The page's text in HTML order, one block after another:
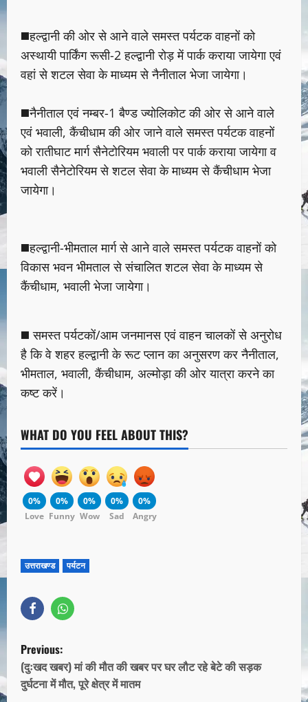
◼️हल्द्वानी की ओर से आने वाले समस्त पर्यटक वाहनों को
अस्थायी पार्किंग रूसी-2 हल्द्वानी रोड़ में पार्क कराया जायेगा एवं
वहां से शटल सेवा के माध्यम से नैनीताल भेजा जायेगा।
◼️नैनीताल एवं नम्बर-1 बैण्ड ज्योलिकोट की ओर से आने वाले
एवं भवाली, कैंचीधाम की ओर जाने वाले समस्त पर्यटक वाहनों
को रातीघाट मार्ग सैनेटोरियम भवाली पर पार्क कराया जायेगा व
भवाली सैनेटोरियम से शटल सेवा के माध्यम से कैंचीधाम भेजा
जायेगा।
◼️हल्द्वानी-भीमताल मार्ग से आने वाले समस्त पर्यटक वाहनों को
विकास भवन भीमताल से संचालित शटल सेवा के माध्यम से
कैंचीधाम, भवाली भेजा जायेगा।
◼️ समस्त पर्यटकों/आम जनमानस एवं वाहन चालकों से अनुरोध
है कि वे शहर हल्द्वानी के रूट प्लान का अनुसरण कर नैनीताल,
भीमताल, भवाली, कैंचीधाम, अल्मोड़ा की ओर यात्रा करने का
कष्ट करें।
WHAT DO YOU FEEL ABOUT THIS?
0%
Love
0%
Funny
0%
Wow
0%
Sad
0%
Angry
उत्तराखण्ड पर्यटन
Previous:
(दुःखद खबर) मां की मौत की खबर पर घर लौट रहे बेटे की सड़क
दुर्घटना में मौत, पूरे क्षेत्र में मातम